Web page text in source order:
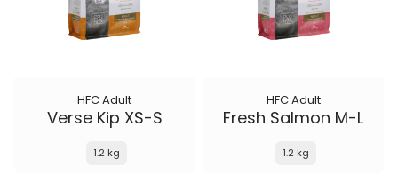
HFC Adult
Verse Kip XS-S
1.2 kg
HFC Adult
Fresh Salmon M-L
1.2 kg